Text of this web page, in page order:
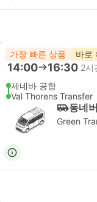
가장 빠른 상품 바로
14:00 16:30 2시
제네바 공항
Val Thorens Transfer
동네
Green